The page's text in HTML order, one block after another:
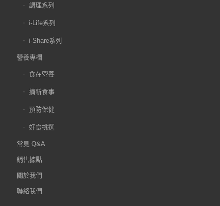
調理系列
i-Life系列
i-Share系列
營養專欄
食在營養
摘新食事
預防保健
好食挑選
常見 Q&A
銷售據點
關於我們
聯絡我們